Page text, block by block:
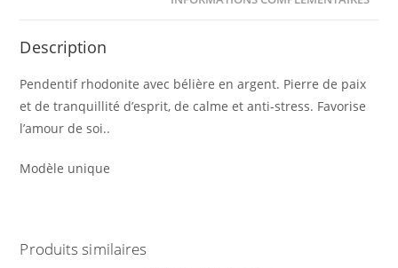
Description
Pendentif rhodonite avec bélière en argent. Pierre de paix
et de tranquillité d’esprit, de calme et anti-stress. Favorise
l’amour de soi..
Modèle unique
Produits similaires